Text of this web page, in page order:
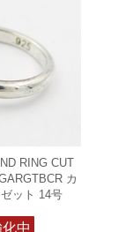
RING CUT
カ
ット 14号
中